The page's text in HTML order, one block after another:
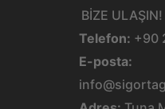
BİZE ULAŞIN!
Telefon: +90
E-posta: